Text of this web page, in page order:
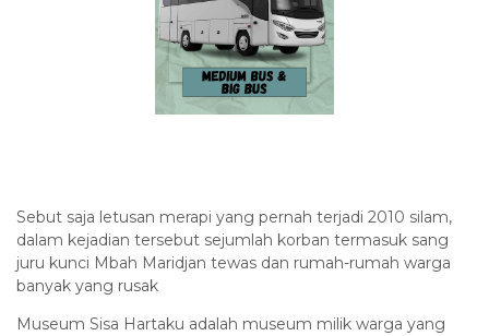
Sebut saja letusan merapi yang pernah terjadi 2010 silam,
dalam kejadian tersebut sejumlah korban termasuk sang
juru kunci Mbah Maridjan tewas dan rumah-rumah warga
banyak yang rusak
Museum Sisa Hartaku adalah museum milik warga yang